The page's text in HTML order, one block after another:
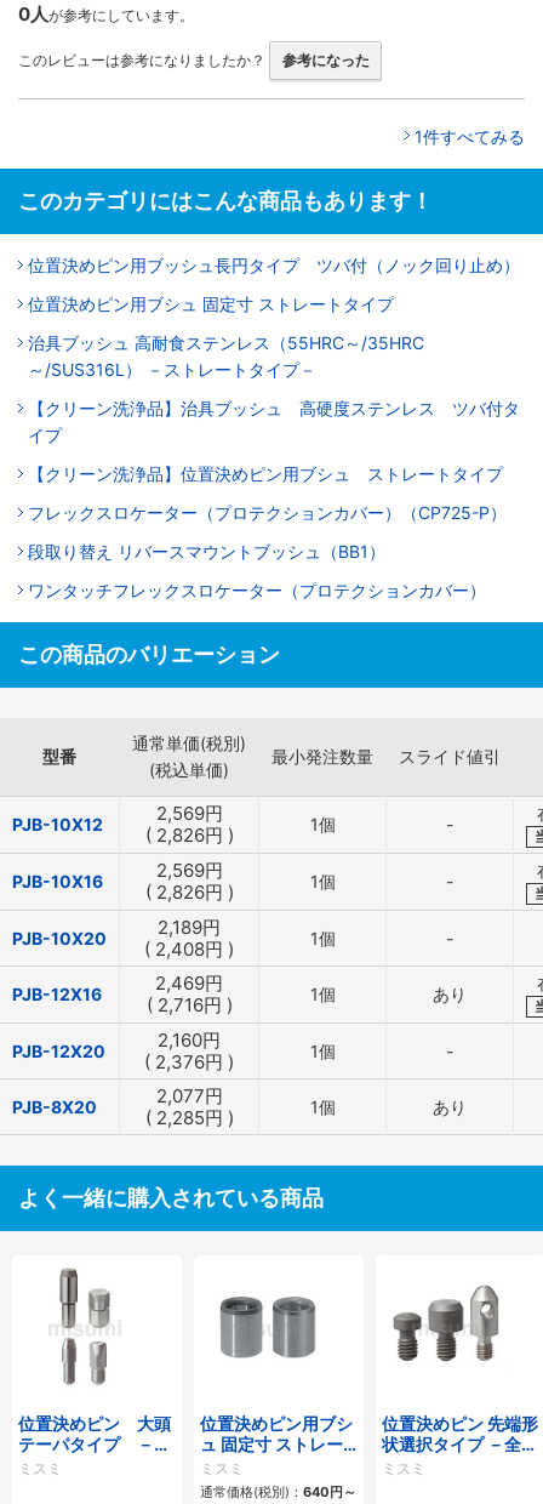
0人が参考にしています。
このレビューは参考になりましたか？ 参考になった
1件すべてみる
このカテゴリにはこんな商品もあります！
位置決めピン用ブッシュ長円タイプ ツバ付（ノック回り止め）
位置決めピン用ブシュ 固定寸 ストレートタイプ
治具ブッシュ 高耐食ステンレス（55HRC～/35HRC
～/SUS316L） －ストレートタイプ－
【クリーン洗浄品】治具ブッシュ 高硬度ステンレス ツバ付タ
イプ
【クリーン洗浄品】位置決めピン用ブシュ ストレートタイプ
フレックスロケーター（プロテクションカバー）（CP725-P）
段取り替え リバースマウントブッシュ（BB1）
ワンタッチフレックスロケーター（プロテクションカバー）
この商品のバリエーション
型番
通常単価(税別)
(税込単価)
最小発注数量 スライド値引
PJB-10X12 2,569円
( 2,826円 ) 1個 -
PJB-10X16 2,569円
( 2,826円 ) 1個 -
PJB-10X20 2,189円
( 2,408円 ) 1個 -
PJB-12X16 2,469円
( 2,716円 ) 1個 あり
PJB-12X20 2,160円
( 2,376円 ) 1個 -
PJB-8X20 2,077円
( 2,285円 ) 1個 あり
よく一緒に購入されている商品
位置決めピン 大頭
テーパタイプ －圧
入－
ミスミ
位置決めピン用ブシ
ュ 固定寸 ストレー
トタイプ
ミスミ
通常価格(税別)： 640 円 ～
位置決めピン 先端形
状選択タイプ －全ね
じ－
ミスミ